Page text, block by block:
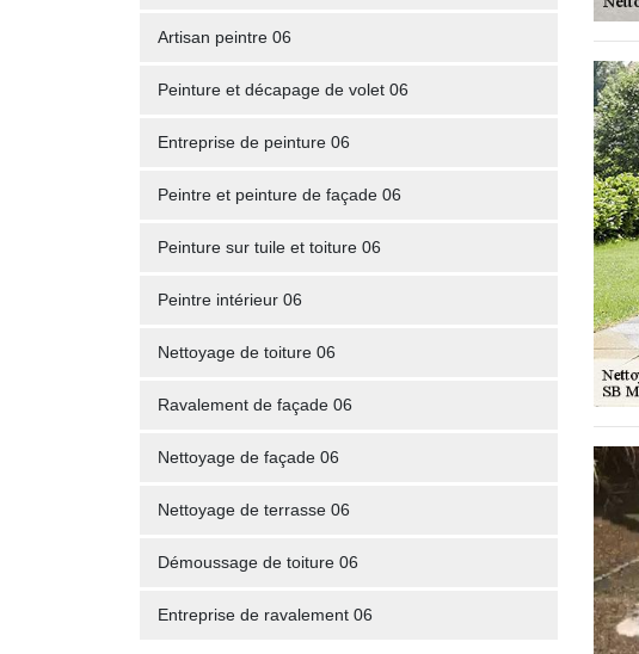
Artisan peintre 06
Peinture et décapage de volet 06
Entreprise de peinture 06
Peintre et peinture de façade 06
Peinture sur tuile et toiture 06
Peintre intérieur 06
Nettoyage de toiture 06
Ravalement de façade 06
Nettoyage de façade 06
Nettoyage de terrasse 06
Démoussage de toiture 06
Entreprise de ravalement 06